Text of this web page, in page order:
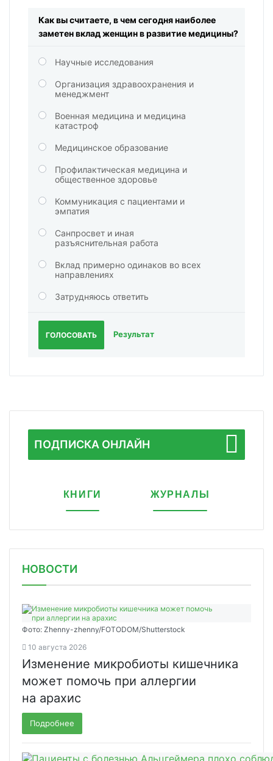
Как вы считаете, в чем сегодня наиболее
заметен вклад женщин в развитие медицины?
Научные исследования
Организация здравоохранения и
менеджмент
Военная медицина и медицина
катастроф
Медицинское образование
Профилактическая медицина и
общественное здоровье
Коммуникация с пациентами и
эмпатия
Санпросвет и иная
разъяснительная работа
Вклад примерно одинаков во всех
направлениях
Затрудняюсь ответить
ГОЛОСОВАТЬ Результат
ПОДПИСКА ОНЛАЙН
КНИГИ ЖУРНАЛЫ
НОВОСТИ
Фото: Zhenny-zhenny/FOTODOM/Shutterstock
10 августа 2026
Изменение микробиоты кишечника
может помочь при аллергии
на арахис
Подробнее